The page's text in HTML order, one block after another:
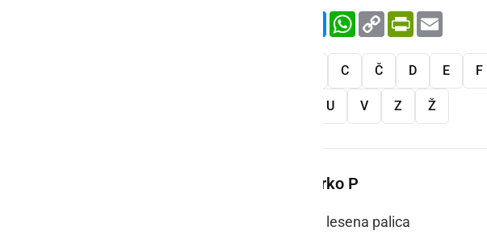
FacebookMessenger
WhatsApp
Copy
Link
PrintFriendly
C Č D E F
U V Z Ž
Več besed na črko P
lesena palica